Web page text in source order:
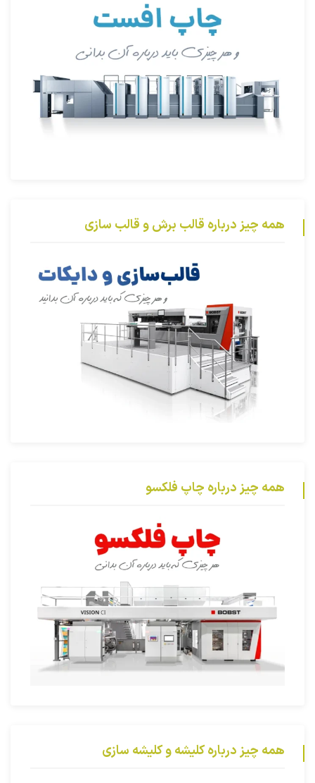
همه چیز درباره قالب برش و قالب سازی
همه چیز درباره چاپ فلکسو
همه چیز درباره کلیشه و کلیشه سازی